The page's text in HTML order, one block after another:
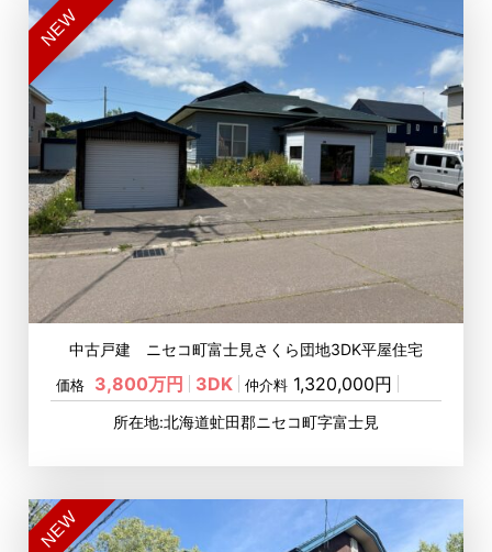
NEW
中古戸建 ニセコ町富士見さくら団地3DK平屋住宅
価格 3,800万円 3DK 仲介料 1,320,000円
所在地:北海道虻田郡ニセコ町字富士見
NEW